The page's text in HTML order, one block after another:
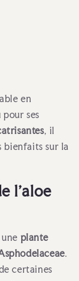
en
ses
, il
bienfaits sur la
l'aloe
plante
.
certaines